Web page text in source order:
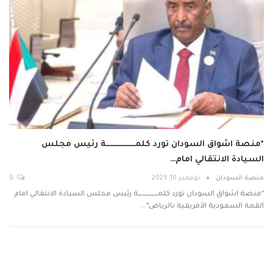
*منصة اشواق السودان تورد كلمــــــــــــــــة رئيس مجلس
السيادة الانتقالي امام…
منصة السودان نوفمبر 10, 2023
*منصة اشواق السودان تورد كلمــــــــــــــــة رئيس مجلس السيادة الانتقالي امام
القمة السعودية الأفريقية بالرياض*…